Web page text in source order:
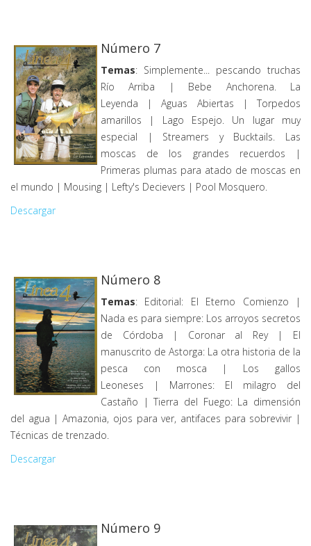
Número 7
Temas: Simplemente... pescando truchas
Río Arriba | Bebe Anchorena. La
Leyenda | Aguas Abiertas | Torpedos
amarillos | Lago Espejo. Un lugar muy
especial | Streamers y Bucktails. Las
moscas de los grandes recuerdos |
Primeras plumas para atado de moscas en
el mundo | Mousing | Lefty's Decievers | Pool Mosquero.
Descargar
Número 8
Temas: Editorial: El Eterno Comienzo |
Nada es para siempre: Los arroyos secretos
de Córdoba | Coronar al Rey | El
manuscrito de Astorga: La otra historia de la
pesca con mosca | Los gallos
Leoneses | Marrones: El milagro del
Castaño | Tierra del Fuego: La dimensión
del agua | Amazonia, ojos para ver, antifaces para sobrevivir |
Técnicas de trenzado.
Descargar
Número 9